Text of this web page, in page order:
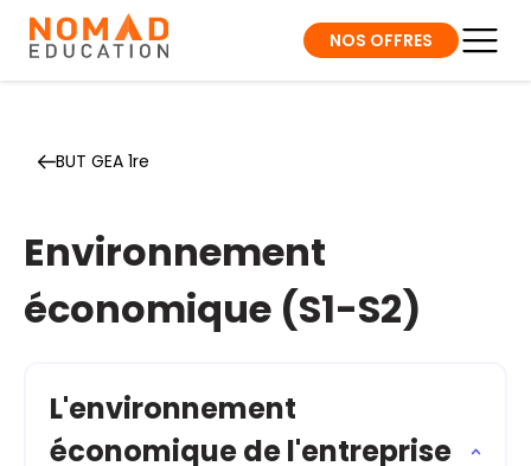
NOS OFFRES
BUT GEA 1re
Environnement
économique (S1-S2)
L'environnement
économique de l'entreprise